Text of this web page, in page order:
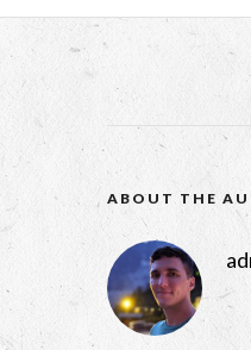
ABOUT THE